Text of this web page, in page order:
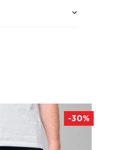
-30%